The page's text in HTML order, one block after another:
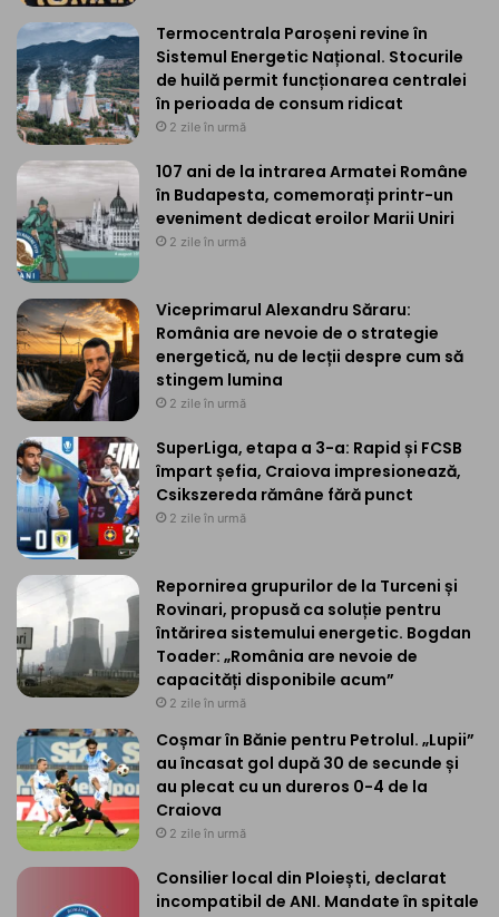
Termocentrala Paroșeni revine în
Sistemul Energetic Național. Stocurile
de huilă permit funcționarea centralei
în perioada de consum ridicat
2 zile în urmă
107 ani de la intrarea Armatei Române
în Budapesta, comemorați printr-un
eveniment dedicat eroilor Marii Uniri
2 zile în urmă
Viceprimarul Alexandru Săraru:
România are nevoie de o strategie
energetică, nu de lecții despre cum să
stingem lumina
2 zile în urmă
SuperLiga, etapa a 3-a: Rapid și FCSB
împart șefia, Craiova impresionează,
Csikszereda rămâne fără punct
2 zile în urmă
Repornirea grupurilor de la Turceni și
Rovinari, propusă ca soluție pentru
întărirea sistemului energetic. Bogdan
Toader: „România are nevoie de
capacități disponibile acum”
2 zile în urmă
Coșmar în Bănie pentru Petrolul. „Lupii”
au încasat gol după 30 de secunde și
au plecat cu un dureros 0-4 de la
Craiova
2 zile în urmă
Consilier local din Ploiești, declarat
incompatibil de ANI. Mandate în spitale